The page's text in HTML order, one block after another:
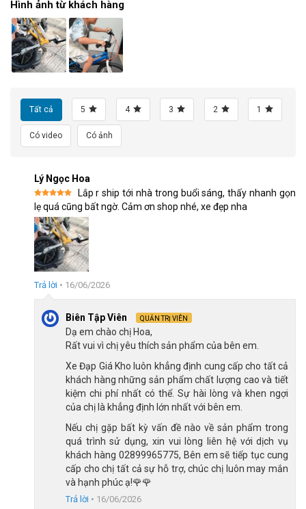
Xe Đạp Trẻ Em Bé Trai Royal Baby Freestyle FS7 20 Inch- Khung thép
cứng cáp, chắc chắn
Hệ thống phanh caliper chính xác, đảm bảo an toàn
An toàn luôn là ưu tiên hàng đầu khi chọn mua
RoyalBaby Freestyle FS7 được trang bị hệ thống phanh caliper
trước và sau, với thiết kế đặc biệt giúp bé dễ dàng kiểm soát
tốc độ và dừng xe an toàn. Hệ thống phanh có độ nhạy bén tốt
và lực bóp nhẹ, phù hợp với sức mạnh của trẻ em, giúp bé dễ
dàng xử lý tình huống và giảm tốc độ một cách chính xác, dù là
khi di chuyển trên mặt đường bằng phẳng hay khi vượt qua các
Khi bé tập đạp xe, đặc biệt là trong giai đoạn học hỏi, hệ thống
an tâm hơn mỗi khi vận hành xe. Vấn đề này sẽ giúp phụ huynh
yên tâm hơn về mức độ đảm bảo an toàn của xe.
Hình ảnh từ khách hàng
Tất cả 5 4 3 2 1
Có video Có ảnh
Lý Ngọc Hoa
Được xếp
hạng55
sao
Lắp r ship tới nhà trong buổi sáng, thấy nhanh gọn
lẹ quá cũng bất ngờ. Cảm ơn shop nhé, xe đẹp nha
Trả lời • 16/06/2026
Biên Tập Viên QUẢN TRỊ VIÊN
Dạ em chào chị Hoa,
Rất vui vì chị yêu thích sản phẩm của bên em.
Xe Đạp Giá Kho luôn khẳng định cung cấp cho tất cả
khách hàng những sản phẩm chất lượng cao và tiết
kiệm chi phí nhất có thể. Sự hài lòng và khen ngợi
của chị là khẳng định lớn nhất với bên em.
Nếu chị gặp bất kỳ vấn đề nào về sản phẩm trong
quá trình sử dụng, xin vui lòng liên hệ với dịch vụ
khách hàng 02899965775, Bên em sẽ tiếp tục cung
cấp cho chị tất cả sự hỗ trợ, chúc chị luôn may mắn
và hạnh phúc ạ!🌹🌹
Trả lời • 16/06/2026